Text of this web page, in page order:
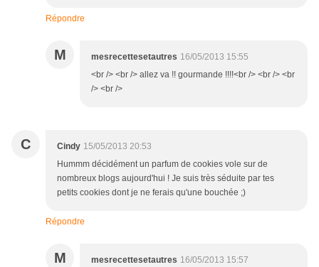
Répondre
M mesrecettesetautres 16/05/2013 15:55
<br /> <br /> allez va !! gourmande !!!!<br /> <br /> <br
/> <br />
C Cindy 15/05/2013 20:53
Hummm décidément un parfum de cookies vole sur de
nombreux blogs aujourd'hui ! Je suis très séduite par tes
petits cookies dont je ne ferais qu'une bouchée ;)
Répondre
M mesrecettesetautres 16/05/2013 15:57